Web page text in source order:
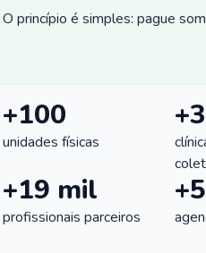
O princípio é simples: pague
+100
unidades físicas
+19 mil
profissionais parceiros